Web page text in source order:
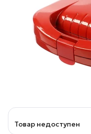
Товар недоступен